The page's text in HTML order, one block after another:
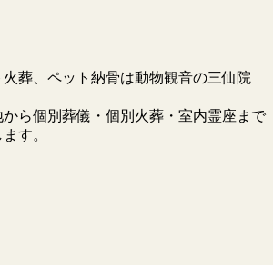
葬、ペット納骨は動物観音の三仙院
ら個別葬儀・個別火葬・室内霊座まで
す。